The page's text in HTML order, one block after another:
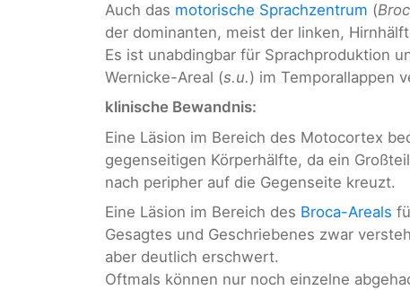
Auch das motorische Sprachzentrum (
der dominanten, meist der linken,
Es ist unabdingbar für Sprachproduktion
Wernicke-Areal (s.u.) im Temporallappen
klinische Bewandnis:
Eine Läsion im Bereich des Motocortex
gegenseitigen Körperhälfte, da ein
nach peripher auf die Gegenseite kreuzt.
Eine Läsion im Bereich des Broca-Areals
Gesagtes und Geschriebenes zwar
aber deutlich erschwert.
Oftmals können nur noch einzelne